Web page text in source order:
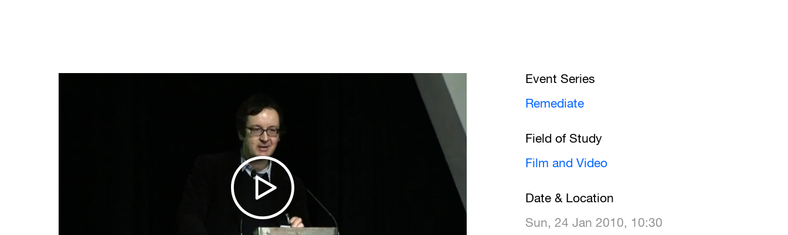
Event Series
Remediate
Field of Study
Film and Video
Date & Location
Sun, 24 Jan 2010, 10:30